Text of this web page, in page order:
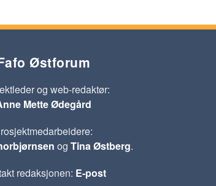
Østforum
og web-redaktør:
Mette Ødegård
og Tina Østberg.
redaksjonen: E-post